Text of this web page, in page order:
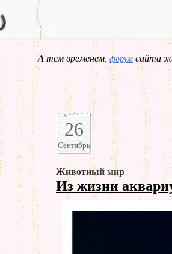
А тем временем,форум сайта
26
Сентябрь
Животный мир
Из жизни